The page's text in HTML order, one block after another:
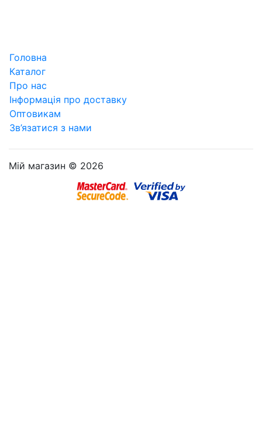
Головна
Каталог
Про нас
Інформація про доставку
Оптовикам
Зв’язатися з нами
Мій магазин © 2026